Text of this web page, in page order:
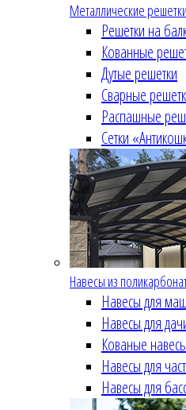
Металлические решетки
Решетки на
Кованные
Дутые решетки
Сварные
Распашные
Сетки
Навесы из
Навесы для
Навесы для
Кованые
Навесы для
Навесы для